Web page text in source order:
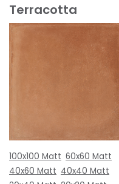
Terracotta
100x100 Matt 60x60 Matt
40x60 Matt 40x40 Matt